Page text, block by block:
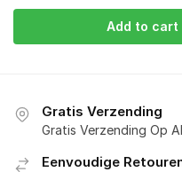
Add to cart
Gratis Verzending
Gratis Verzending Op
Eenvoudige